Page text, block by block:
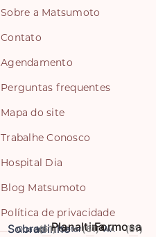
Sobre a Matsumoto
Contato
Agendamento
Perguntas frequentes
Mapa do site
Trabalhe Conosco
Hospital Dia
Blog Matsumoto
Política de privacidade
Sobradinho
Quadra(61)Planaltina
Setor(61)Formosa
Av.
(61)